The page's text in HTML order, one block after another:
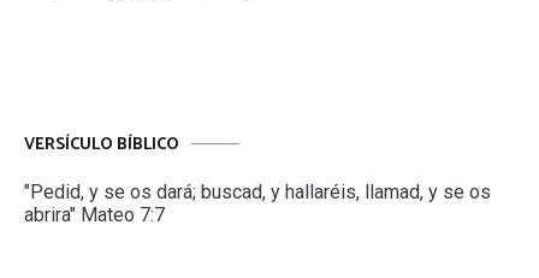
VERSÍCULO BÍBLICO
"Pedid, y se os dará; buscad, y hallaréis, llamad, y se os
abrira" Mateo 7:7